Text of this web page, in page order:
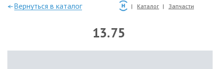
—Вернуться в каталог Каталог Запчасти
13.75